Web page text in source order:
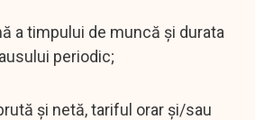
a timpului de muncă şi durata
periodic;
şi netă, tariful orar şi/sau